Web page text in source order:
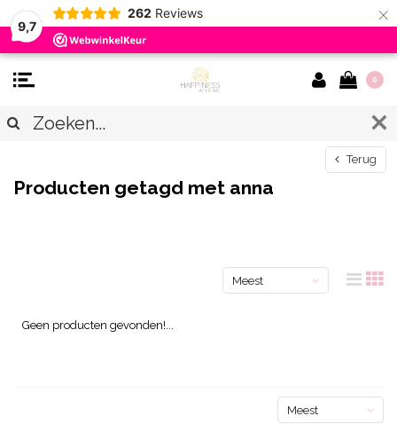
9,7
262 Reviews ×
0
Terug
Producten getagd met anna
Meest
Geen producten gevonden!...
Meest